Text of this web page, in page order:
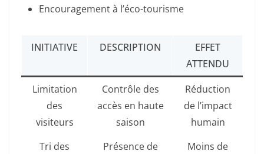
Encouragement à l’éco-tourisme
INITIATIVE DESCRIPTION
EFFET
ATTENDU
Limitation
des
visiteurs
Contrôle des
accès en haute
saison
Réduction
de l’impact
humain
Tri des
Présence de
Moins de